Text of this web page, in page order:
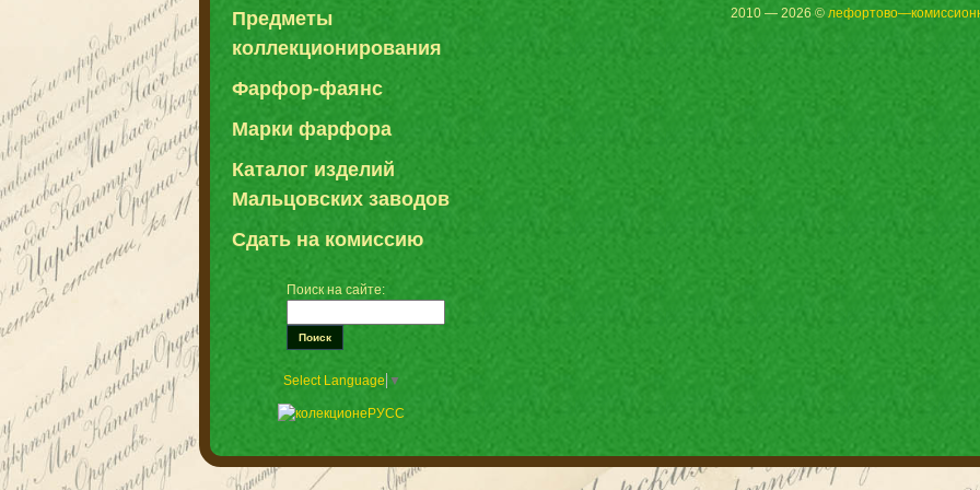
Предметы
коллекционирования
Фарфор-фаянс
Марки фарфора
Каталог изделий
Мальцовских заводов
Сдать на комиссию
Поиск на сайте:
Select Language ▼
2010 — 2026 ©